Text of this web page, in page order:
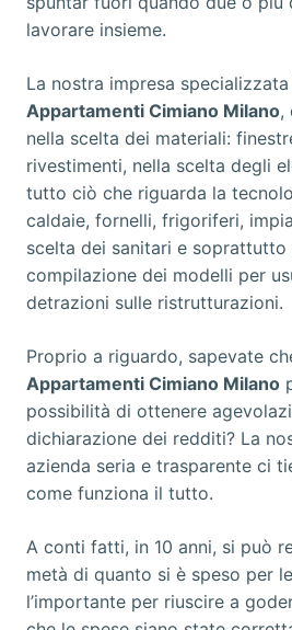
lavorare insieme.
La nostra impresa
Appartamenti Cimiano Milano,
nella scelta dei materiali:
rivestimenti, nella scelta degli
tutto ciò che riguarda la
caldaie, fornelli, frigoriferi,
scelta dei sanitari e soprattutto
compilazione dei modelli per
detrazioni sulle ristrutturazioni.
Proprio a riguardo, sapevate
Appartamenti Cimiano Milano
possibilità di ottenere
dichiarazione dei redditi? La
azienda seria e trasparente ci
come funziona il tutto.
A conti fatti, in 10 anni, si può
metà di quanto si è speso per
l’importante per riuscire a